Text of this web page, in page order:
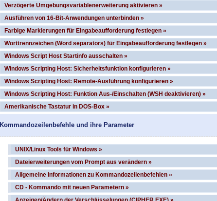
Verzögerte Umgebungsvariablenerweiterung aktivieren »
Ausführen von 16-Bit-Anwendungen unterbinden »
Farbige Markierungen für Eingabeaufforderung festlegen »
Worttrennzeichen (Word separators) für Eingabeaufforderung festlegen »
Windows Script Host Startinfo ausschalten »
Windows Scripting Host: Sicherheitsfunktion konfigurieren »
Windows Scripting Host: Remote-Ausführung konfigurieren »
Windows Scripting Host: Funktion Aus-/Einschalten (WSH deaktivieren) »
Amerikanische Tastatur in DOS-Box »
Kommandozeilenbefehle und ihre Parameter
UNIX/Linux Tools für Windows »
Dateierweiterungen vom Prompt aus verändern »
Allgemeine Informationen zu Kommandozeilenbefehlen »
CD - Kommando mit neuen Parametern »